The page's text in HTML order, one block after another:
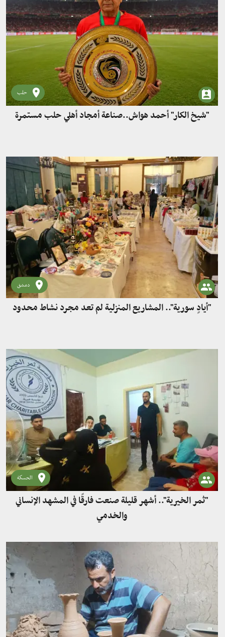
حلب
"شيخ الكار" أحمد هواش..صناعة أمجاد أهلي حلب مستمرة
دمشق
"أيادٍ سورية".. المشاريع المنزلية لم تعد مجرد نشاط محدود
الحسكة
"ثمر الخيرية".. أشهر قليلة صنعت فارقًا في المشهد الإنساني
والخدمي